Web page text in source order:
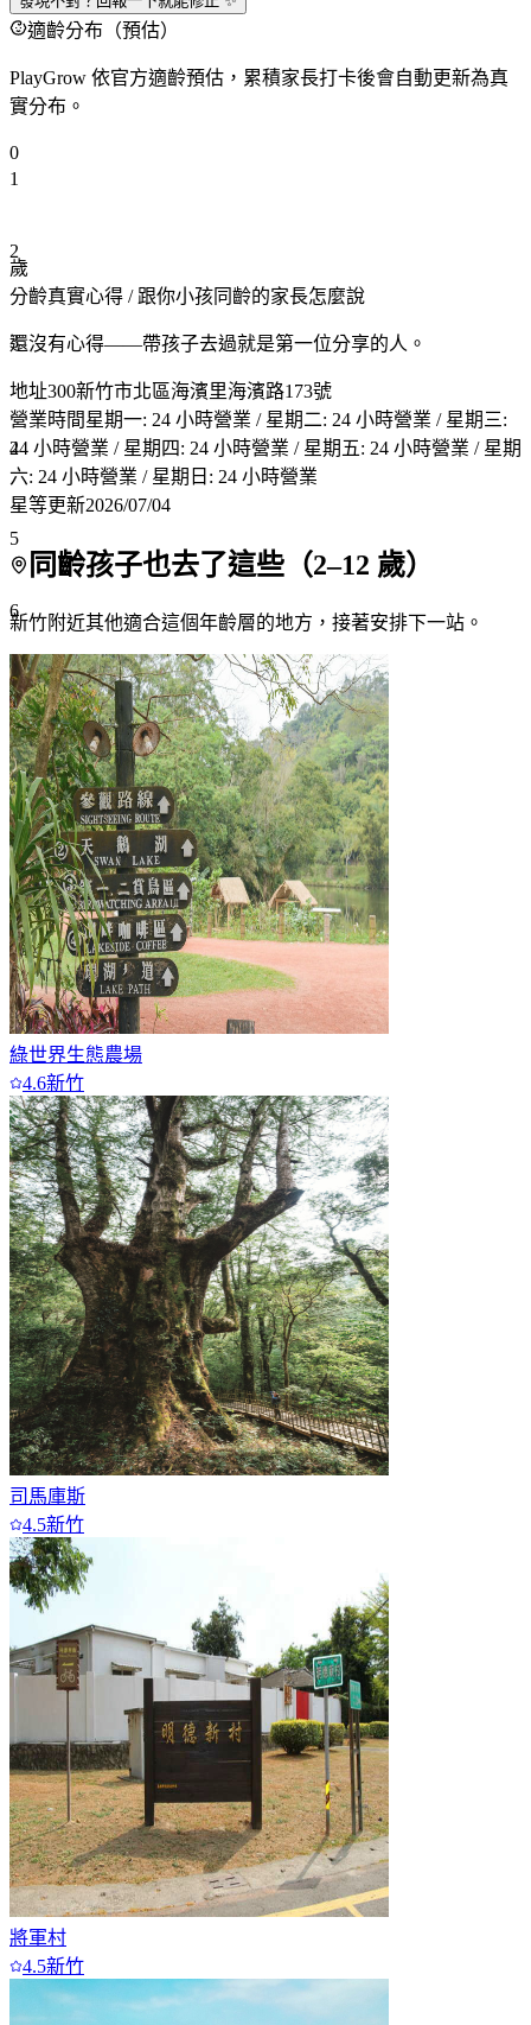
適齡分布（預估）
PlayGrow 依官方適齡預估，累積家長打卡後會自動更新為真
實分布。
0
1
2
3
4
5
6
7+
歲
分齡真實心得 / 跟你小孩同齡的家長怎麼說
還沒有心得——帶孩子去過就是第一位分享的人。
地址300新竹市北區海濱里海濱路173號
營業時間星期一: 24 小時營業 / 星期二: 24 小時營業 / 星期三:
24 小時營業 / 星期四: 24 小時營業 / 星期五: 24 小時營業 / 星期
六: 24 小時營業 / 星期日: 24 小時營業
星等更新2026/07/04
同齡孩子也去了這些（2–12 歲）
新竹附近其他適合這個年齡層的地方，接著安排下一站。
綠世界生態農場
4.6新竹
司馬庫斯
4.5新竹
將軍村
4.5新竹